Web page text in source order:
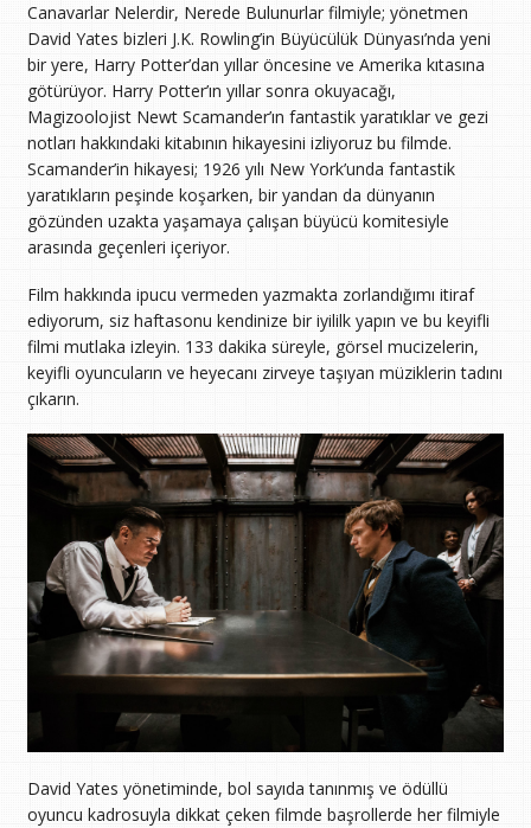
Canavarlar Nelerdir, Nerede Bulunurlar filmiyle; yönetmen
David Yates bizleri J.K. Rowling’in Büyücülük Dünyası’nda yeni
bir yere, Harry Potter’dan yıllar öncesine ve Amerika kıtasına
götürüyor. Harry Potter’ın yıllar sonra okuyacağı,
Magizoolojist Newt Scamander’ın fantastik yaratıklar ve gezi
notları hakkındaki kitabının hikayesini izliyoruz bu filmde.
Scamander’in hikayesi; 1926 yılı New York’unda fantastik
yaratıkların peşinde koşarken, bir yandan da dünyanın
gözünden uzakta yaşamaya çalışan büyücü komitesiyle
arasında geçenleri içeriyor.
Film hakkında ipucu vermeden yazmakta zorlandığımı itiraf
ediyorum, siz haftasonu kendinize bir iyililk yapın ve bu keyifli
filmi mutlaka izleyin. 133 dakika süreyle, görsel mucizelerin,
keyifli oyuncuların ve heyecanı zirveye taşıyan müziklerin tadını
çıkarın.
David Yates yönetiminde, bol sayıda tanınmış ve ödüllü
oyuncu kadrosuyla dikkat çeken filmde başrollerde her filmiyle